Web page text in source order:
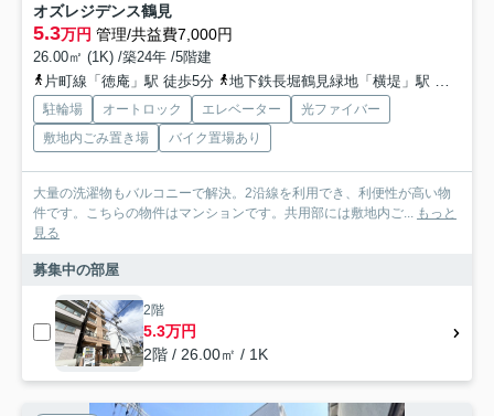
オズレジデンス鶴見
5.3万円 管理/共益費7,000円
26.00㎡ (1K) /築24年 /5階建
片町線「徳庵」駅 徒歩5分
地下鉄長堀鶴見緑地「横堤」駅 徒歩19分
駐輪場 オートロック エレベーター
光ファイバー
敷地内ごみ置き場
バイク置場あり
大量の洗濯物もバルコニーで解決。2沿線を利用でき、利便性が高い物
件です。こちらの物件はマンションです。共用部には敷地内ご...
もっと
見る
募集中の部屋
2階
5.3万円
2階 / 26.00㎡ / 1K